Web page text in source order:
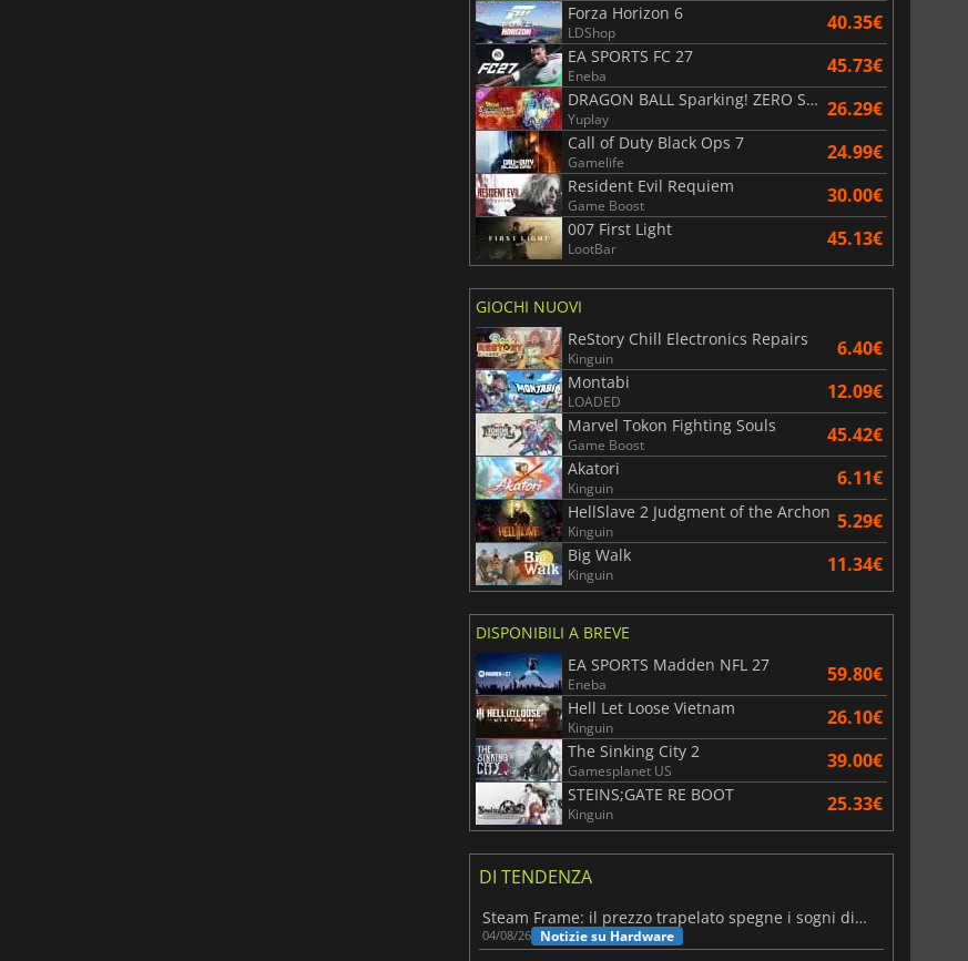
Forza Horizon 6
LDShop 40.35€
EA SPORTS FC 27
Eneba 45.73€
DRAGON BALL Sparking! ZERO Super Limit Breaking NEO
Yuplay 26.29€
Call of Duty Black Ops 7
Gamelife 24.99€
Resident Evil Requiem
Game Boost 30.00€
007 First Light
LootBar 45.13€
GIOCHI NUOVI
ReStory Chill Electronics Repairs
Kinguin 6.40€
Montabi
LOADED 12.09€
Marvel Tokon Fighting Souls
Game Boost 45.42€
Akatori
Kinguin 6.11€
HellSlave 2 Judgment of the Archon
Kinguin 5.29€
Big Walk
Kinguin 11.34€
DISPONIBILI A BREVE
EA SPORTS Madden NFL 27
Eneba 59.80€
Hell Let Loose Vietnam
Kinguin 26.10€
The Sinking City 2
Gamesplanet US 39.00€
STEINS;GATE RE BOOT
Kinguin 25.33€
DI TENDENZA
Steam Frame: il prezzo trapelato spegne i sogni di un VR economico
04/08/26 Notizie su Hardware